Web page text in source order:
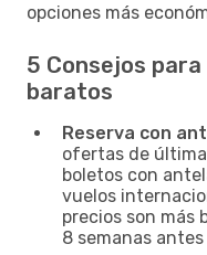
opciones más
5 Consejos
baratos
Reserva con
ofertas de
boletos con
vuelos
precios son más
8 semanas